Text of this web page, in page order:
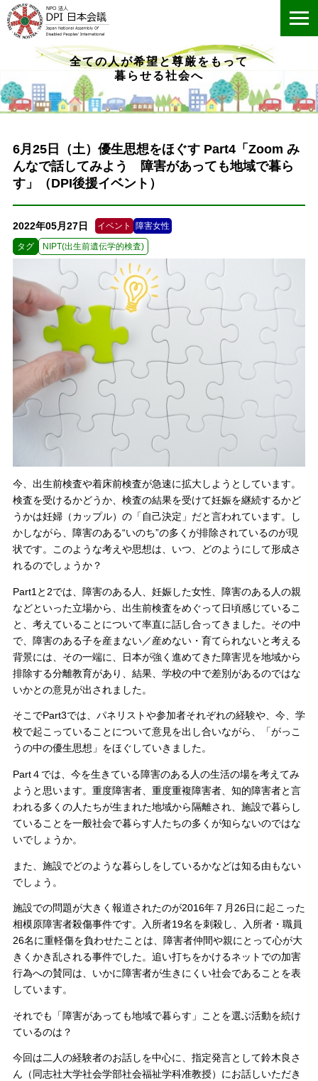
全ての人が希望と尊厳をもって
暮らせる社会へ
6月25日（土）優生思想をほぐす Part4「Zoom み
んなで話してみよう 障害があっても地域で暮ら
す」（DPI後援イベント）
2022年05月27日 イベント 障害女性
タグ NIPT(出生前遺伝学的検査)
今、出生前検査や着床前検査が急速に拡大しようとしています。
検査を受けるかどうか、検査の結果を受けて妊娠を継続するかど
うかは妊婦（カップル）の「自己決定」だと言われています。し
かしながら、障害のある“いのち”の多くが排除されているのが現
状です。このような考えや思想は、いつ、どのようにして形成さ
れるのでしょうか？
Part1と2では、障害のある人、妊娠した女性、障害のある人の親
などといった立場から、出生前検査をめぐって日頃感じているこ
と、考えていることについて率直に話し合ってきました。その中
で、障害のある子を産まない／産めない・育てられないと考える
背景には、その一端に、日本が強く進めてきた障害児を地域から
排除する分離教育があり、結果、学校の中で差別があるのではな
いかとの意見が出されました。
そこでPart3では、パネリストや参加者それぞれの経験や、今、学
校で起こっていることについて意見を出し合いながら、「がっこ
うの中の優生思想」をほぐしていきました。
Part４では、今を生きている障害のある人の生活の場を考えてみ
ようと思います。重度障害者、重度重複障害者、知的障害者と言
われる多くの人たちが生まれた地域から隔離され、施設で暮らし
ていることを一般社会で暮らす人たちの多くが知らないのではな
いでしょうか。
また、施設でどのような暮らしをしているかなどは知る由もない
でしょう。
施設での問題が大きく報道されたのが2016年７月26日に起こった
相模原障害者殺傷事件です。入所者19名を刺殺し、入所者・職員
26名に重軽傷を負わせたことは、障害者仲間や親にとって心が大
きくかき乱される事件でした。追い打ちをかけるネットでの加害
行為への賛同は、いかに障害者が生きにくい社会であることを表
しています。
それでも「障害があっても地域で暮らす」ことを選ぶ活動を続け
ているのは？
今回は二人の経験者のお話しを中心に、指定発言として鈴木良さ
ん（同志社大学社会学部社会福祉学科准教授）にお話しいただき